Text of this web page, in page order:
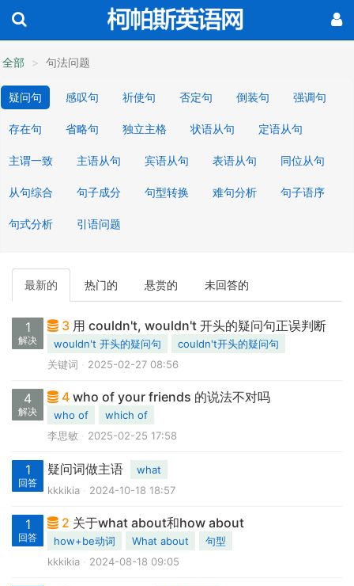
全部 句法问题
疑问句 感叹句 祈使句 否定句 倒装句 强调句
存在句 省略句 独立主格 状语从句 定语从句
主谓一致 主语从句 宾语从句 表语从句 同位从句
从句综合 句子成分 句型转换 难句分析 句子语序
句式分析 引语问题
最新的 热门的 悬赏的 未回答的
1
解决
3 用 couldn't, wouldn't 开头的疑问句正误判断
wouldn't 开头的疑问句
couldn't开头的疑问句
关键词
2025-02-27 08:56
4
解决
4 who of your friends 的说法不对吗
who of
which of
李思敏
2025-02-25 17:58
1
回答
疑问词做主语
what
kkkikia
2024-10-18 18:57
1
回答
2 关于what about和how about
how+be动词 What about
句型
kkkikia
2024-08-18 09:05